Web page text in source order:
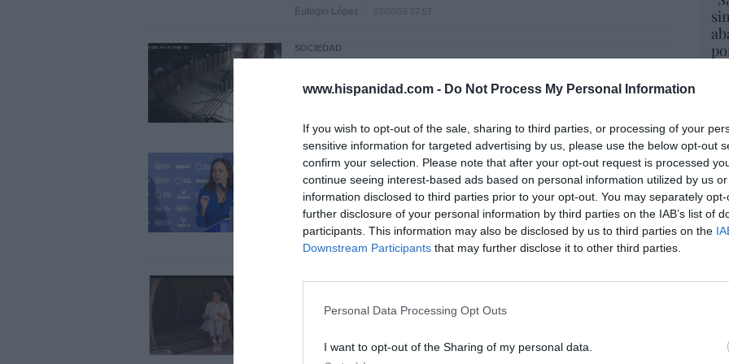
www.hispanidad.com - Do Not Process My Personal Information
If you wish to opt-out of the sale, sharing to third parties, or processing of your
sensitive information for targeted advertising by us, please use the below opt-out
confirm your selection. Please note that after your opt-out request is processed
continue seeing interest-based ads based on personal information utilized by us
information disclosed to third parties prior to your opt-out. You may separately
further disclosure of your personal information by third parties on the IAB’s list of
participants. This information may also be disclosed by us to third parties on the
Downstream Participants that may further disclose it to other third parties.
Personal Data Processing Opt Outs
I want to opt-out of the Sharing of my personal data.
SOCIEDAD
Nueva York: destrozan una imagen de la Virgen
Redacción 07/08/26 11:46
INTERNACIONAL
Venezuela. Comienza el diálogo entre chavismo y
un sector de la oposición, pero los venezolanos
quieren a Corina
José Ángel Gutiérrez 07/08/26 11:46
OPINIÓN
Isabel Pantoja pierde dos pleitos con Hacienda por
700.000 euros... suma y sigue
Eulogio López 07/08/26 09:35
El